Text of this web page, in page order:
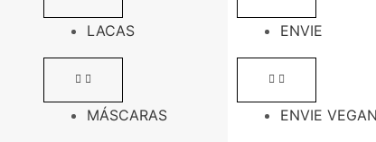
LACAS
MÁSCARAS
ENVIE
ENVIE VEGAN